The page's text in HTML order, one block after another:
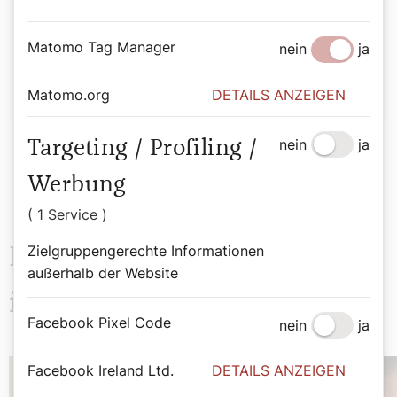
Josef Höchtl
Das könnte Sie auch
interessieren
Matomo Tag Manager nein ja
Matomo.org DETAILS ANZEIGEN
Targeting / Profiling /
Werbung
( 1 Service )
Zielgruppengerechte Informationen
außerhalb der Website
nein ja
Facebook Pixel Code nein ja
Facebook Ireland Ltd. DETAILS ANZEIGEN